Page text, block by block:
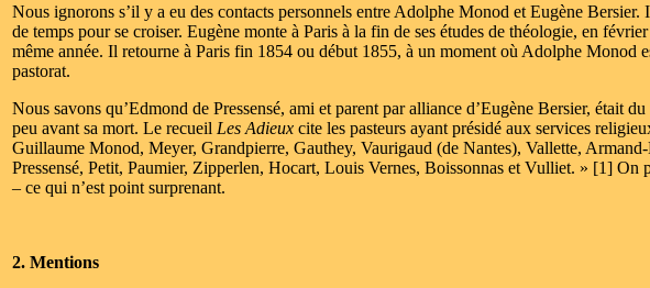
Nous ignorons s’il y a eu des contacts personnels entre Adolphe Monod et Eugène
de temps pour se croiser. Eugène monte à Paris à la fin de ses études de théologie, en
même année. Il retourne à Paris fin 1854 ou début 1855, à un moment où Adolphe Monod
pastorat.
Nous savons qu’Edmond de Pressensé, ami et parent par alliance d’Eugène Bersier, était
peu avant sa mort. Le recueil Les Adieux cite les pasteurs ayant présidé aux services
Guillaume Monod, Meyer, Grandpierre, Gauthey, Vaurigaud (de Nantes), Vallette,
Pressensé, Petit, Paumier, Zipperlen, Hocart, Louis Vernes, Boissonnas et Vulliet. » [1] On
– ce qui n’est point surprenant.
2. Mentions